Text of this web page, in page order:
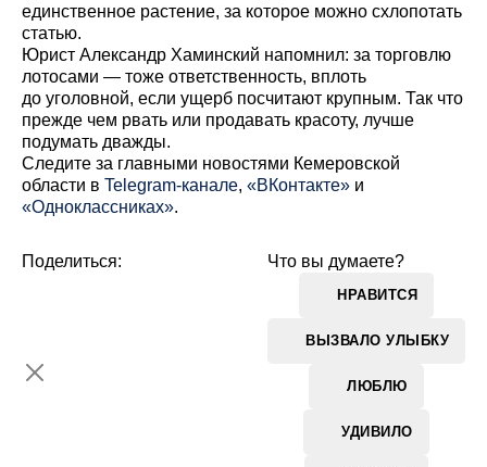
единственное растение, за которое можно схлопотать
статью.
Юрист Александр Хаминский напомнил: за торговлю
лотосами — тоже ответственность, вплоть
до уголовной, если ущерб посчитают крупным. Так что
прежде чем рвать или продавать красоту, лучше
подумать дважды.
Cледите за главными новостями Кемеровской
области в Telegram-канале, «ВКонтакте» и
«Одноклассниках».
Что вы думаете?
НРАВИТСЯ
ВЫЗВАЛО УЛЫБКУ
ЛЮБЛЮ
УДИВИЛО
Поделиться: